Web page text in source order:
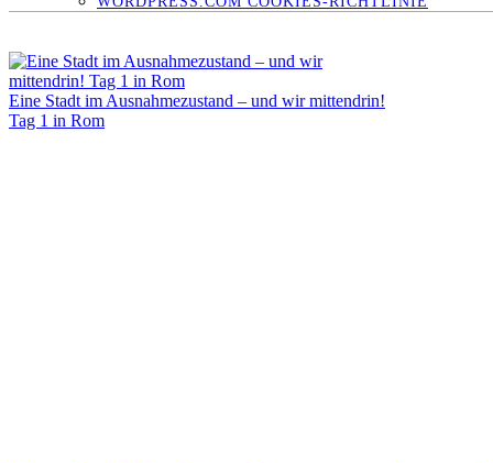
Eine Stadt im Ausnahmezustand – und wir mittendrin!
Tag 1 in Rom